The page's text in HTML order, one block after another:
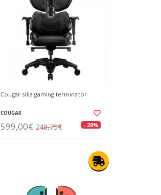
Cougar silla gaming terminator
COUGAR
599,00€ 748,75€ - 20%